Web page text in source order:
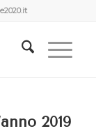
2019